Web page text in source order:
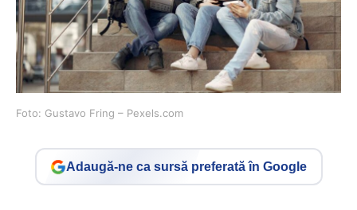
Foto: Gustavo Fring – Pexels.com
Adaugă-ne ca sursă preferată în Google